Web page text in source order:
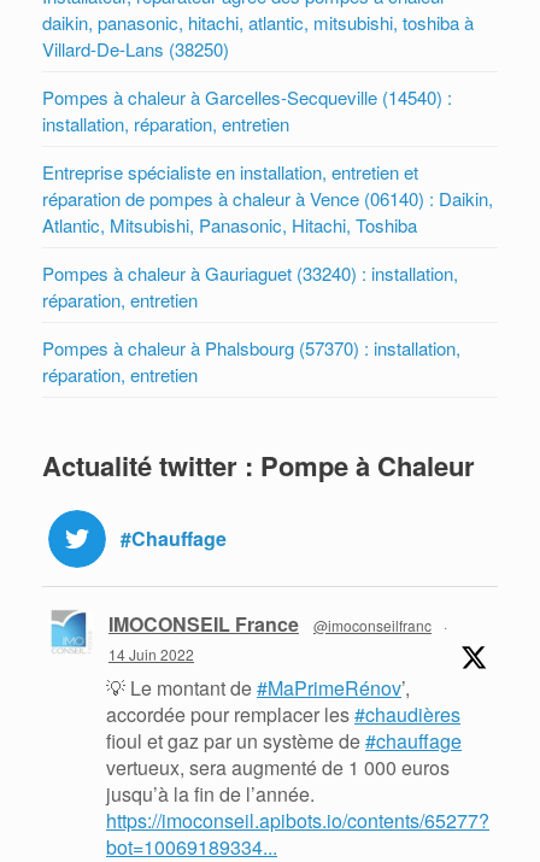
daikin, panasonic, hitachi, atlantic, mitsubishi, toshiba à
Villard-De-Lans (38250)
Pompes à chaleur à Garcelles-Secqueville (14540) :
installation, réparation, entretien
Entreprise spécialiste en installation, entretien et
réparation de pompes à chaleur à Vence (06140) : Daikin,
Atlantic, Mitsubishi, Panasonic, Hitachi, Toshiba
Pompes à chaleur à Gauriaguet (33240) : installation,
réparation, entretien
Pompes à chaleur à Phalsbourg (57370) : installation,
réparation, entretien
Actualité twitter : Pompe à Chaleur
#Chauffage
IMOCONSEIL France @imoconseilfranc
·
14 Juin 2022
💡 Le montant de#MaPrimeRénov’,
accordée pour remplacer les#chaudières
fioul et gaz par un système de#chauffage
vertueux, sera augmenté de 1 000 euros
jusqu’à la fin de l’année.
https://imoconseil.apibots.io/contents/65277?
bot=10069189334...